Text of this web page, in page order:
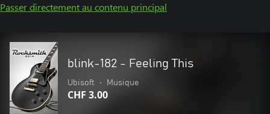
Passer directement au contenu principal
blink-182 - Feeling This
Ubisoft • Musique
CHF 3.00